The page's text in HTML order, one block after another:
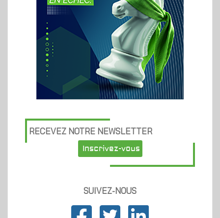
RECEVEZ NOTRE NEWSLETTER
Inscrivez-vous
SUIVEZ-NOUS